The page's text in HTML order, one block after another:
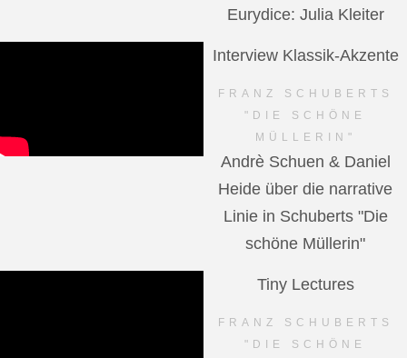
Eurydice: Julia Kleiter
Interview Klassik-Akzente
FRANZ SCHUBERTS
"DIE SCHÖNE
MÜLLERIN"
Andrè Schuen & Daniel
Heide über die narrative
Linie in Schuberts "Die
schöne Müllerin"
Tiny Lectures
FRANZ SCHUBERTS
"DIE SCHÖNE